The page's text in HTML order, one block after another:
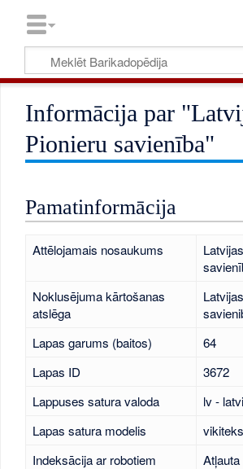
Informācija par
Pionieru savienība"
Pamatinformācija
Attēlojamais nosaukums
Noklusējuma kārtošanas
atslēga
Lapas garums (baitos)
64
Lapas ID
3672
Lappuses satura valoda
lv -
Lapas satura modelis
Indeksācija ar robotiem
Atļauta